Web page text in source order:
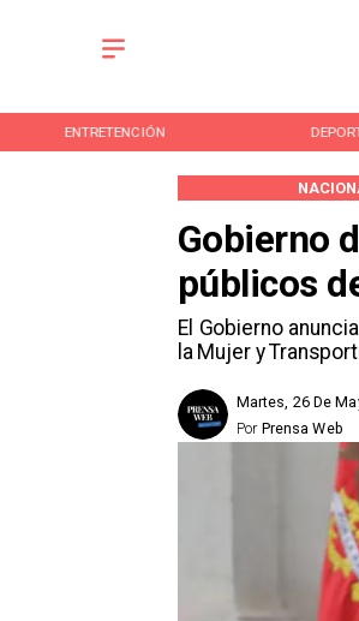
ENTRETENCIÓN
Gobierno
públicos
El Gobierno
la Mujer y
Martes, 26 De
Prensa Web
Por